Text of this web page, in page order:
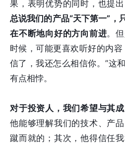
果，表明优势的同时，也提
总说我们的产品“天下第一”，
在不断地向好的方向前进。
时候，可能更喜欢听好的内
信了，我还怎么相信你。”这
有点相悖。
对于投资人，我们希望与其
他能够理解我们的技术、产
蹴而就的；其次，他得信任